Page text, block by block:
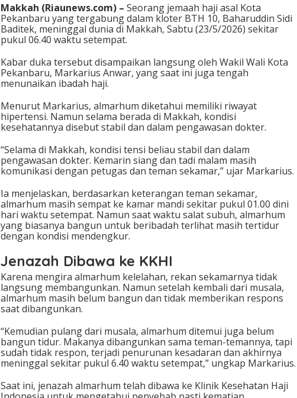
Makkah (Riaunews.com) – Seorang jemaah haji asal Kota
Pekanbaru yang tergabung dalam kloter BTH 10, Baharuddin Sidi
Baditek, meninggal dunia di Makkah, Sabtu (23/5/2026) sekitar
pukul 06.40 waktu setempat.
Kabar duka tersebut disampaikan langsung oleh Wakil Wali Kota
Pekanbaru, Markarius Anwar, yang saat ini juga tengah
menunaikan ibadah haji.
Menurut Markarius, almarhum diketahui memiliki riwayat
hipertensi. Namun selama berada di Makkah, kondisi
kesehatannya disebut stabil dan dalam pengawasan dokter.
“Selama di Makkah, kondisi tensi beliau stabil dan dalam
pengawasan dokter. Kemarin siang dan tadi malam masih
komunikasi dengan petugas dan teman sekamar,” ujar Markarius.
Ia menjelaskan, berdasarkan keterangan teman sekamar,
almarhum masih sempat ke kamar mandi sekitar pukul 01.00 dini
hari waktu setempat. Namun saat waktu salat subuh, almarhum
yang biasanya bangun untuk beribadah terlihat masih tertidur
dengan kondisi mendengkur.
Jenazah Dibawa ke KKHI
Karena mengira almarhum kelelahan, rekan sekamarnya tidak
langsung membangunkan. Namun setelah kembali dari musala,
almarhum masih belum bangun dan tidak memberikan respons
saat dibangunkan.
“Kemudian pulang dari musala, almarhum ditemui juga belum
bangun tidur. Makanya dibangunkan sama teman-temannya, tapi
sudah tidak respon, terjadi penurunan kesadaran dan akhirnya
meninggal sekitar pukul 6.40 waktu setempat,” ungkap Markarius.
Saat ini, jenazah almarhum telah dibawa ke Klinik Kesehatan Haji